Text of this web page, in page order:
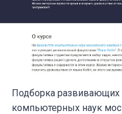
Подборка развивающих
компьютерных наук